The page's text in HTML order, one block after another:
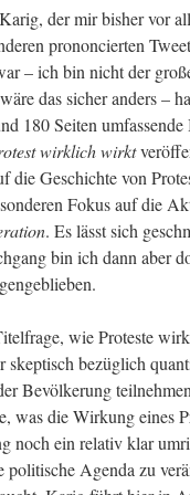
der mir bis­her vor
pro­non­cier­ten
– ich bin nicht der
das sicher anders –
180 Sei­ten umfas­sen­de
wirk­lich wirkt
die Geschich­te von
Fokus auf die
. Es lässt sich
bin ich dann aber
wie Pro­tes­te
skep­tisch bezüg­lich
Bevöl­ke­rung
was die Wir­kung eines
noch ein rela­tiv klar
poli­ti­sche Agen­da zu